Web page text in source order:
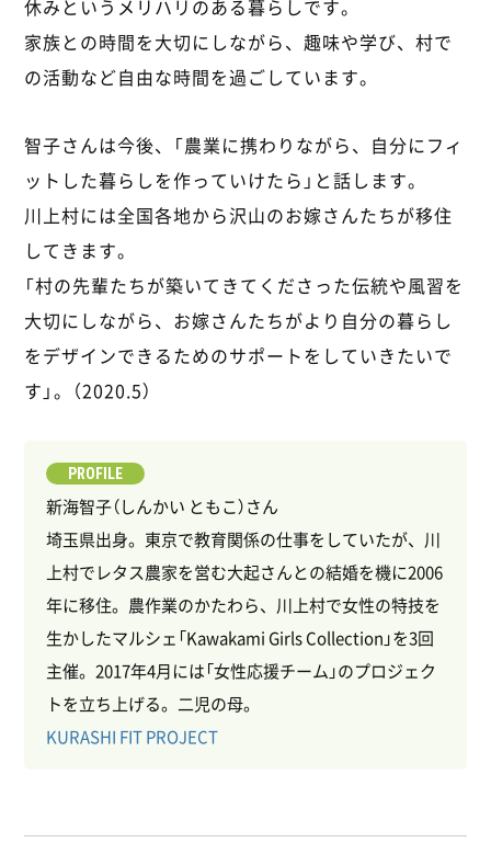
休みというメリハリのある暮らしです。
家族との時間を大切にしながら、趣味や学び、村で
の活動など自由な時間を過ごしています。
智子さんは今後、「農業に携わりながら、自分にフィ
ットした暮らしを作っていけたら」と話します。
川上村には全国各地から沢山のお嫁さんたちが移住
してきます。
「村の先輩たちが築いてきてくださった伝統や風習を
大切にしながら、お嫁さんたちがより自分の暮らし
をデザインできるためのサポートをしていきたいで
す」。（2020.5）
PROFILE
新海智子（しんかい ともこ）さん
埼玉県出身。東京で教育関係の仕事をしていたが、川
上村でレタス農家を営む大起さんとの結婚を機に2006
年に移住。農作業のかたわら、川上村で女性の特技を
生かしたマルシェ「Kawakami Girls Collection」を3回
主催。2017年4月には「女性応援チーム」のプロジェク
トを立ち上げる。二児の母。
KURASHI FIT PROJECT